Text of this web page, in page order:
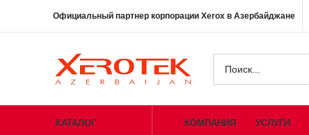
Официальный партнер корпорации Xerox в Азербайджане
КАТАЛОГ КОМПАНИЯ УСЛУГИ